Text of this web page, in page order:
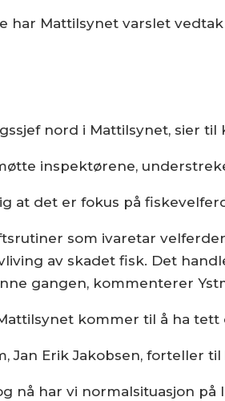
har Mattilsynet varslet
nord i Mattilsynet, sier
inspektørene,
at det er fokus på
som ivaretar
av skadet fisk. Det
gangen, kommenterer
kommer til å ha
Jan Erik Jakobsen, forteller
nå har vi normalsituasjon